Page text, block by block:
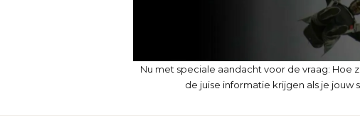
Nu met speciale aandacht voor de vraag: Hoe
de juise informatie krijgen als je jouw